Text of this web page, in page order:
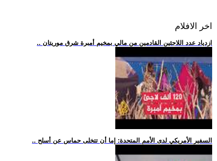
اخر الافلام
.. ازدياد عدد اللاجئين القادمين من مالي بمخيم أمبرة شرق موريتان
.. السفير الأمريكي لدى الأمم المتحدة: إما أن تتخلى حماس عن أسلح